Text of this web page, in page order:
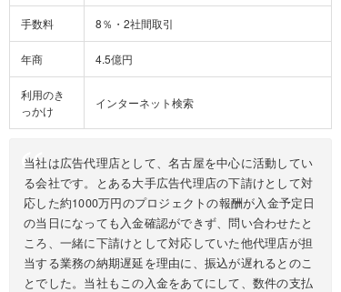
手数料 8％・2社間取引
年商 4.5億円
利用のき
っかけ
インターネット検索
当社は広告代理店として、名古屋を中心に活動してい
る会社です。とある大手広告代理店の下請けとして対
応した約1000万円のプロジェクトの報酬が入金予定日
の当日になっても入金確認ができず、問い合わせたと
ころ、一緒に下請けとして対応していた他代理店が担
当する業務の納期遅延を理由に、振込が遅れるとのこ
とでした。当社もこの入金をあてにして、数件の支払